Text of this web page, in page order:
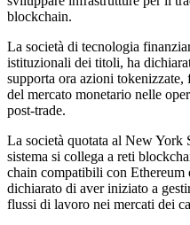
blockchain.
La società di tecnologia
istituzionali dei titoli, ha
supporta ora azioni tokenizzate,
del mercato monetario nelle
post-trade.
La società quotata al New York
sistema si collega a reti
chain compatibili con Ethereum
dichiarato di aver iniziato a
flussi di lavoro nei mercati dei